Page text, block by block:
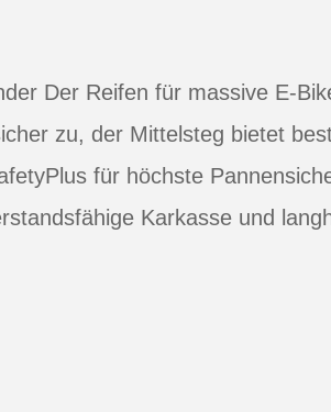
Der Reifen für massive E-
zu, der Mittelsteg bietet
für höchste
Karkasse und